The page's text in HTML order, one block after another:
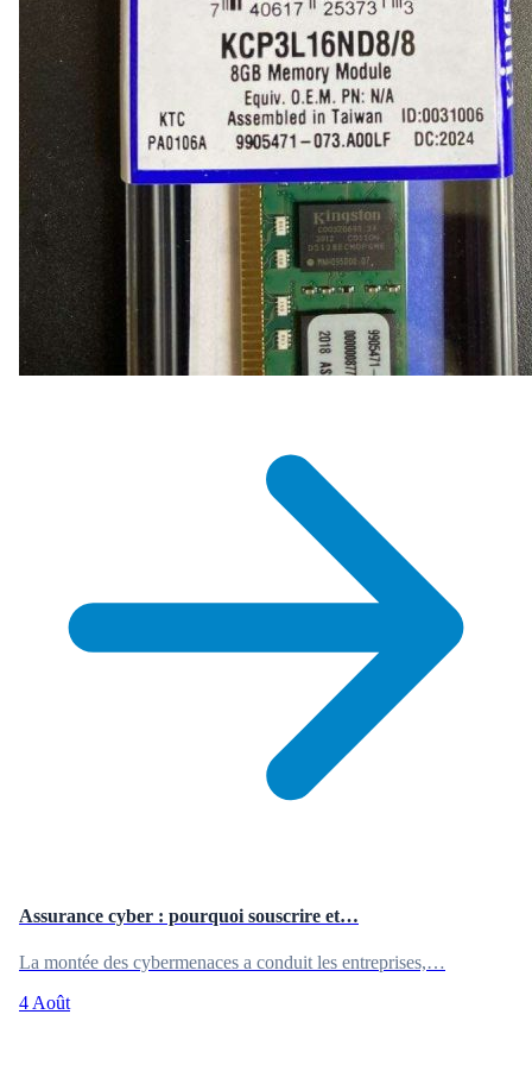
Assurance cyber : pourquoi souscrire et…
La montée des cybermenaces a conduit les entreprises,…
4 Août